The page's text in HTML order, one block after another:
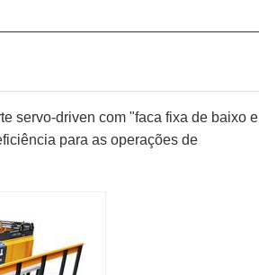
servo-driven com "faca fixa de baixo e
para as operações de